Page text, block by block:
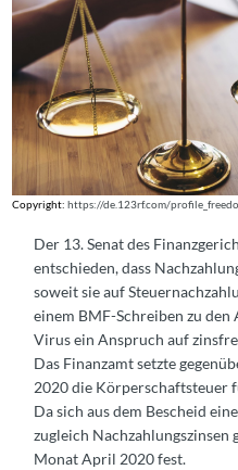
Copyright:https://de.123rf.com/
Der 13. Senat des
entschieden, dass
soweit sie auf
einem BMF-Schreiben zu
Virus ein Anspruch auf
Das Finanzamt setzte
2020 die Körperschaftsteuer
Da sich aus dem Bescheid
zugleich Nachzahlungszinsen
Monat April 2020 fest.